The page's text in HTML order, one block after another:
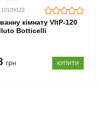
10109122
кімнату VltP-120
Botticelli
грн КУПИТИ